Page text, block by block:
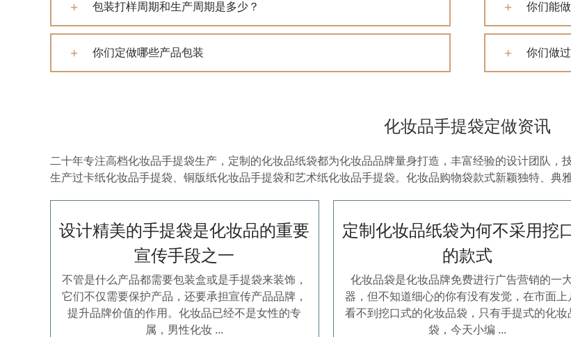
包装打样周期和生产周期是多少？
你们定做哪些产品包装
你们能
你们做
化妆品手提袋定做资讯
二十年专注高档化妆品手提袋生产，定制的化妆品纸袋都为化妆品品牌量身打造，丰富经验的设计团队
生产过卡纸化妆品手提袋、铜版纸化妆品手提袋和艺术纸化妆品手提袋。化妆品购物袋款式新颖独特、典
设计精美的手提袋是化妆品的重要
宣传手段之一
不管是什么产品都需要包装盒或是手提袋来装饰，
它们不仅需要保护产品，还要承担宣传产品品牌，
提升品牌价值的作用。化妆品已经不是女性的专
属，男性化妆 ...
定制化妆品纸袋为何不采用挖
的款式
化妆品袋是化妆品牌免费进行广告营销的一
器，但不知道细心的你有没有发觉，在市面上
看不到挖口式的化妆品袋，只有手提式的化妆
袋，今天小编 ...